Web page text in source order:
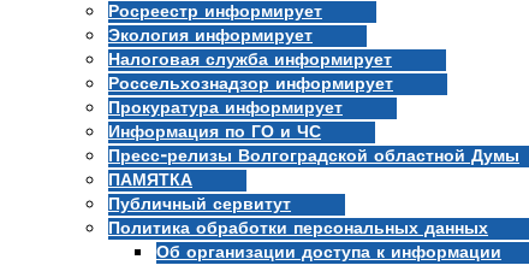
Росреестр информирует
Экология информирует
Налоговая служба информирует
Россельхознадзор информирует
Прокуратура информирует
Информация по ГО и ЧС
Пресс-релизы Волгоградской областной Думы
ПАМЯТКА
Публичный сервитут
Политика обработки персональных данных
Об организации доступа к информации